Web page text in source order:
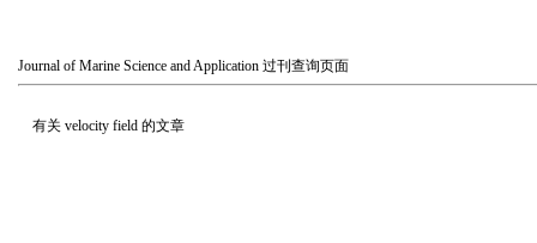
Journal of Marine Science and Application 过刊查询页面
有关 velocity field 的文章